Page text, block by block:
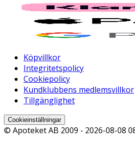
Köpvillkor
Integritetspolicy
Cookiepolicy
Kundklubbens medlemsvillkor
Tillgänglighet
Cookieinställningar
© Apoteket AB 2009 - 2026-08-08